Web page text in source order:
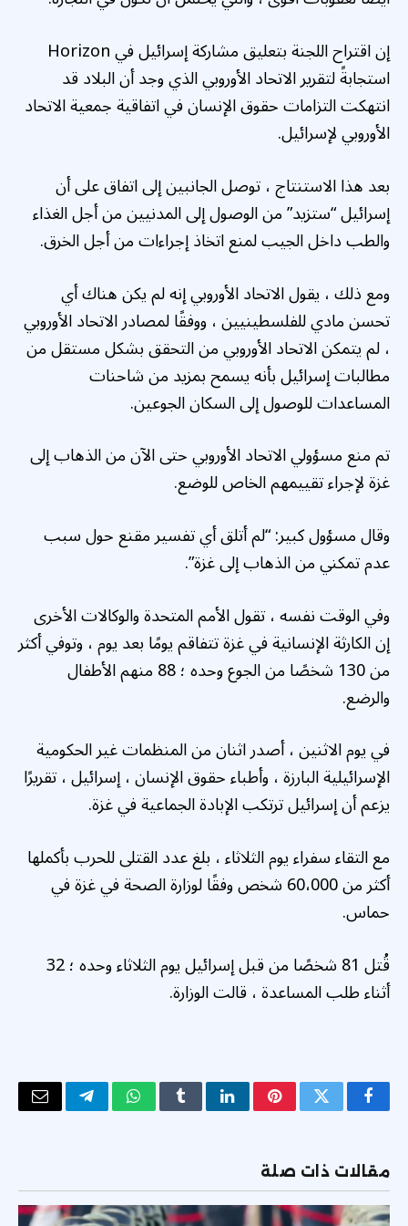
إن اقتراح اللجنة بتعليق مشاركة إسرائيل في Horizon
استجابةً لتقرير الاتحاد الأوروبي الذي وجد أن البلاد قد
انتهكت التزامات حقوق الإنسان في اتفاقية جمعية الاتحاد
الأوروبي لإسرائيل.
بعد هذا الاستنتاج ، توصل الجانبين إلى اتفاق على أن
إسرائيل “ستزيد” من الوصول إلى المدنيين من أجل الغذاء
والطب داخل الجيب لمنع اتخاذ إجراءات من أجل الخرق.
ومع ذلك ، يقول الاتحاد الأوروبي إنه لم يكن هناك أي
تحسن مادي للفلسطينيين ، ووفقًا لمصادر الاتحاد الأوروبي
، لم يتمكن الاتحاد الأوروبي من التحقق بشكل مستقل من
مطالبات إسرائيل بأنه يسمح بمزيد من شاحنات
المساعدات للوصول إلى السكان الجوعين.
تم منع مسؤولي الاتحاد الأوروبي حتى الآن من الذهاب إلى
غزة لإجراء تقييمهم الخاص للوضع.
وقال مسؤول كبير: “لم أتلق أي تفسير مقنع حول سبب
عدم تمكني من الذهاب إلى غزة”.
وفي الوقت نفسه ، تقول الأمم المتحدة والوكالات الأخرى
إن الكارثة الإنسانية في غزة تتفاقم يومًا بعد يوم ، وتوفي أكثر
من 130 شخصًا من الجوع وحده ؛ 88 منهم الأطفال
والرضع.
في يوم الاثنين ، أصدر اثنان من المنظمات غير الحكومية
الإسرائيلية البارزة ، وأطباء حقوق الإنسان ، إسرائيل ، تقريرًا
يزعم أن إسرائيل ترتكب الإبادة الجماعية في غزة.
مع التقاء سفراء يوم الثلاثاء ، بلغ عدد القتلى للحرب بأكملها
أكثر من 60،000 شخص وفقًا لوزارة الصحة في غزة في
حماس.
قُتل 81 شخصًا من قبل إسرائيل يوم الثلاثاء وحده ؛ 32
أثناء طلب المساعدة ، قالت الوزارة.
فيسبوكتويتر بينتيريستلينكدإنTumblrواتسابتيلقرامالبريد
مقالات ذات صلة